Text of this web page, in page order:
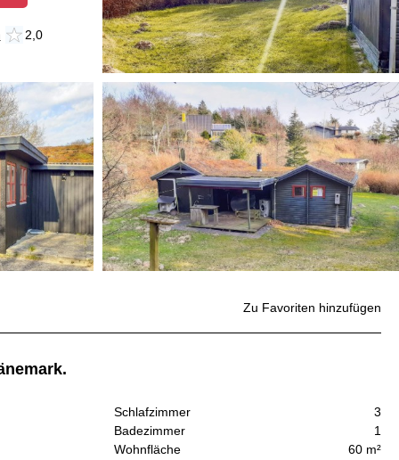
2,0
Schlafzimmer
3
Badezimmer
1
Wohnfläche
60 m²
Zu Favoriten hinzufügen